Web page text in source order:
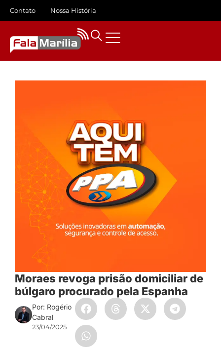
Contato Nossa História
Moraes revoga prisão domiciliar de
búlgaro procurado pela Espanha
Por: Rogério
Cabral
23/04/2025